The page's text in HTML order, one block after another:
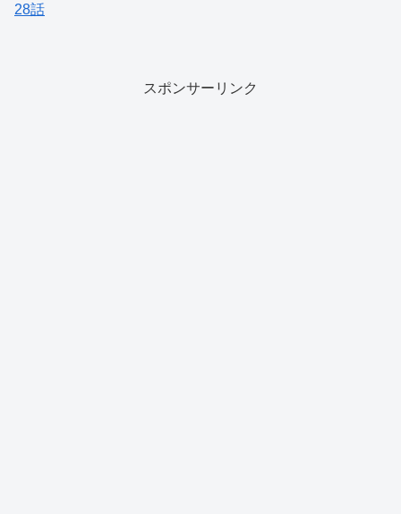
28話
スポンサーリンク